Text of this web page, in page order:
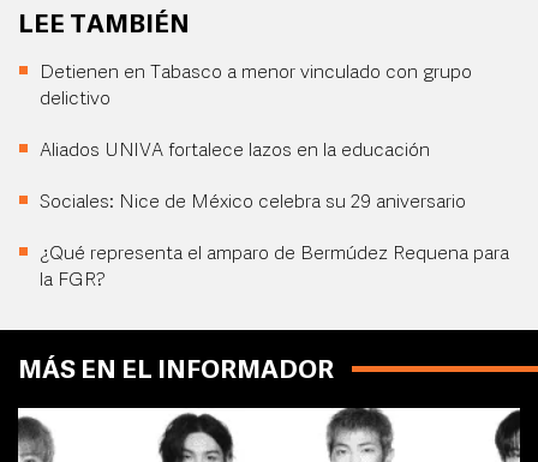
LEE TAMBIÉN
Detienen en Tabasco a menor vinculado con grupo
delictivo
Aliados UNIVA fortalece lazos en la educación
Sociales: Nice de México celebra su 29 aniversario
¿Qué representa el amparo de Bermúdez Requena para
la FGR?
MÁS EN EL INFORMADOR